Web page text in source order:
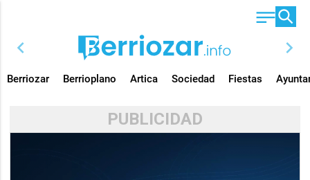
chevron_left chevron_right
Berriozar Berrioplano Artica Sociedad Fiestas
PUBLICIDAD